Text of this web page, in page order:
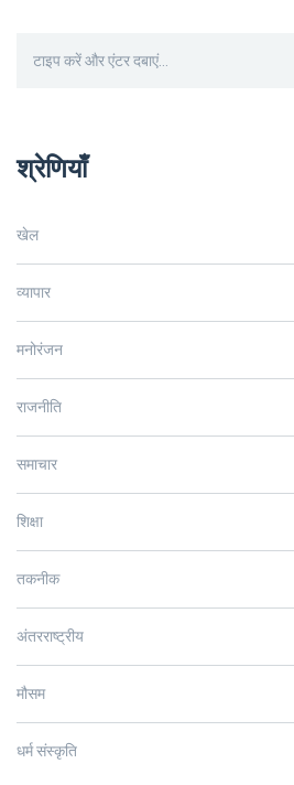
श्रेणियाँ
खेल
व्यापार
मनोरंजन
राजनीति
समाचार
शिक्षा
तकनीक
अंतरराष्ट्रीय
मौसम
धर्म संस्कृति